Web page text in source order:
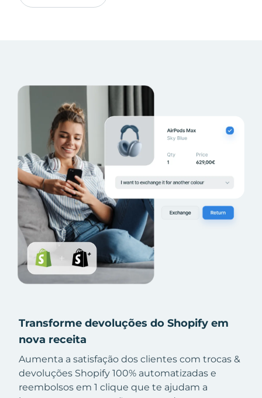
Transforme devoluções do Shopify em
nova receita
Aumenta a satisfação dos clientes com trocas &
devoluções Shopify 100% automatizadas e
reembolsos em 1 clique que te ajudam a